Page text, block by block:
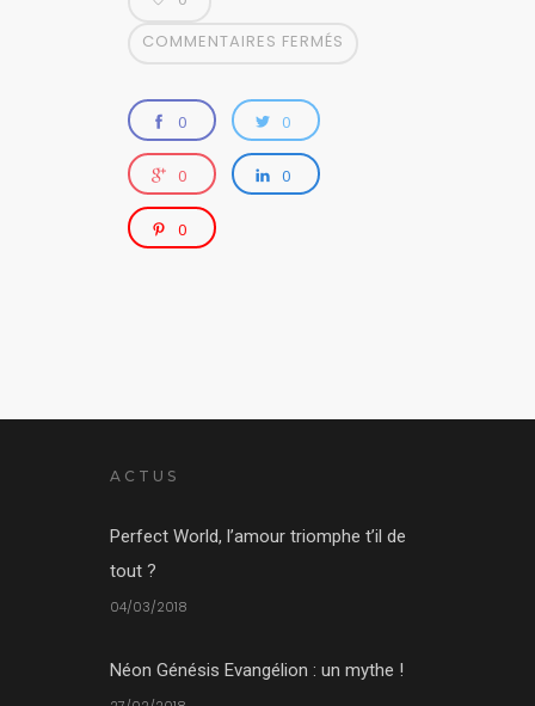
COMMENTAIRES FERMÉS
0 0
0 0
0
ACTUS
Perfect World, l’amour triomphe t’il de
tout ?
04/03/2018
Néon Génésis Evangélion : un mythe !